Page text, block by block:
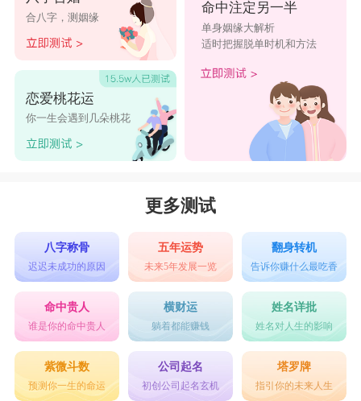
合八字，测姻缘
恋爱桃花运
你一生会遇到几朵桃花
命中注定另一半
单身姻缘大解析
适时把握脱单时机和方法
更多测试
八字称骨
迟迟未成功的原因
五年运势
未来5年发展一览
翻身转机
告诉你赚什么最吃香
命中贵人
谁是你的命中贵人
横财运
躺着都能赚钱
姓名详批
姓名对人生的影响
紫微斗数
预测你一生的命运
公司起名
初创公司起名玄机
塔罗牌
指引你的未来人生